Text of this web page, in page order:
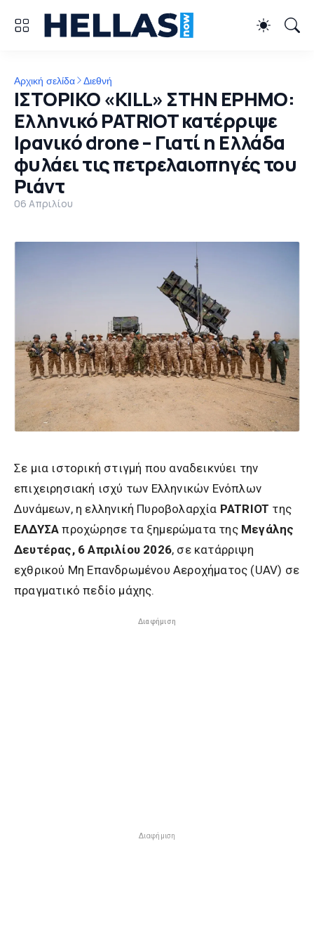
Αρχική σελίδα Διεθνή
ΙΣΤΟΡΙΚΟ «KILL» ΣΤΗΝ ΕΡΗΜΟ:
Ελληνικό PATRIOT κατέρριψε
Ιρανικό drone – Γιατί η Ελλάδα
φυλάει τις πετρελαιοπηγές του
Ριάντ
06 Απριλίου
Σε μια ιστορική στιγμή που αναδεικνύει την
επιχειρησιακή ισχύ των Ελληνικών Ενόπλων
Δυνάμεων, η ελληνική Πυροβολαρχία PATRIOT της
ΕΛΔΥΣΑ προχώρησε τα ξημερώματα της Μεγάλης
Δευτέρας, 6 Απριλίου 2026, σε κατάρριψη
εχθρικού Μη Επανδρωμένου Αεροχήματος (UAV) σε
πραγματικό πεδίο μάχης.
Διαφήμιση
Διαφήμιση